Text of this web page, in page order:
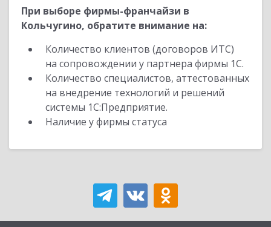
При выборе фирмы-франчайзи в
Кольчугино, обратите внимание на:
Количество клиентов (договоров ИТС)
на сопровождении у партнера фирмы 1С.
Количество специалистов, аттестованных
на внедрение технологий и решений
системы 1С:Предприятие.
Наличие у фирмы статуса